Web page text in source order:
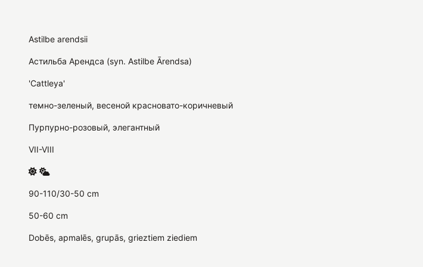
Astilbe arendsii
Астильба Арендса (syn. Astilbe Ārendsa)
'Cattleya'
темно-зеленый, весеной красновато-коричневый
Пурпурно-розовый, элегантный
VII-VIII
90-110/30-50 cm
50-60 cm
Dobēs, apmalēs, grupās, grieztiem ziediem